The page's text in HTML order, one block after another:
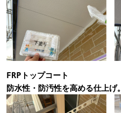
FRPトップコート
防水性・防汚性を高める仕上げ。